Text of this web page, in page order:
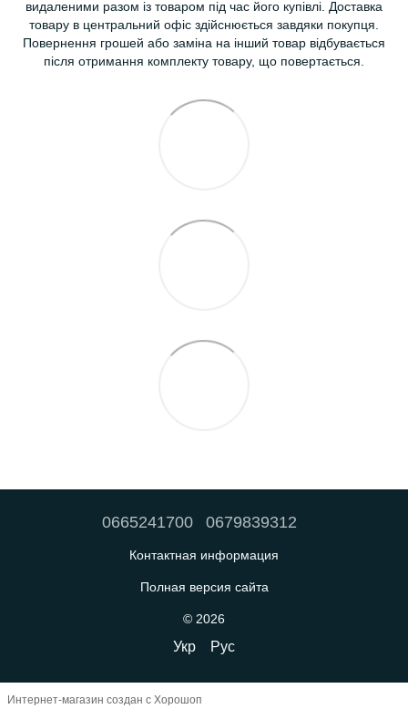
видаленими разом із товаром під час його купівлі. Доставка
товару в центральний офіс здійснюється завдяки покупця.
Повернення грошей або заміна на інший товар відбувається
після отримання комплекту товару, що повертається.
0665241700 0679839312
Контактная информация
Полная версия сайта
© 2026
Укр Рус
Интернет-магазин создан с Хорошоп